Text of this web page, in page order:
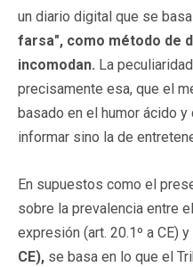
un diario digital que se
farsa", como método de
incomodan. La
precisamente esa, que el
basado en el humor ácido
informar sino la de
En supuestos como el
sobre la prevalencia entre
expresión (art. 20.1º a CE)
CE), se basa en lo que el